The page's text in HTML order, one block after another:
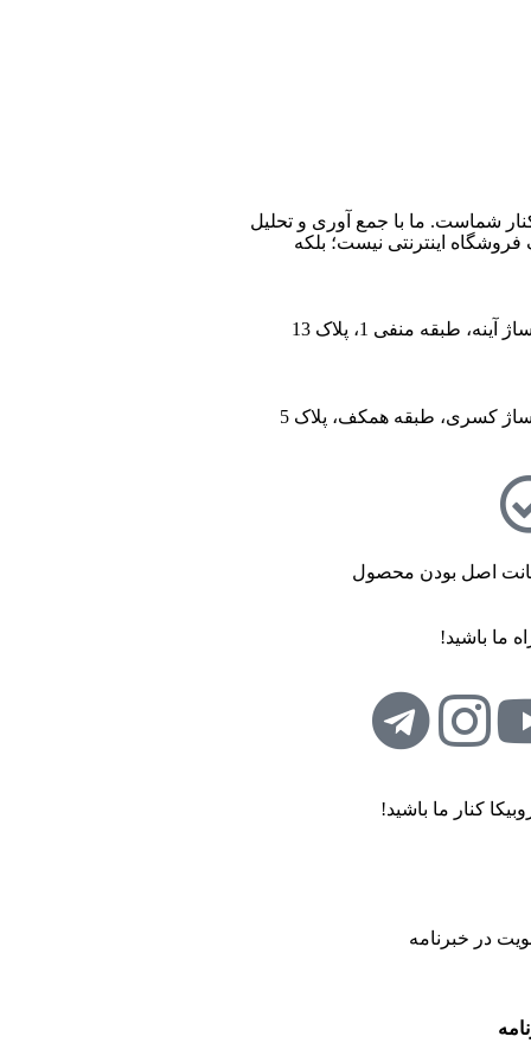
فروشگاه صنایع دستی در ایران، از سال 1396 با وب سایت (مس زنجان) شروع کردیم و حالا 024 کالا در کنار شماست. ما با جمع‌ آوری و تحلیل
های اینترنتی، به خریداران کمک می‌کنیم تا انتخابی آگاهانه، هوشمندانه و به‌ صرفه داشته باشند. 024 کالا یک فروشگاه اینترنتی نیست؛ بلکه
طبقه منفی 1، پلاک 13
کسری، طبقه همکف، پلاک 5
اصل بودن محصول
ما باشید!
کنار ما باشید!
در خبرنامه